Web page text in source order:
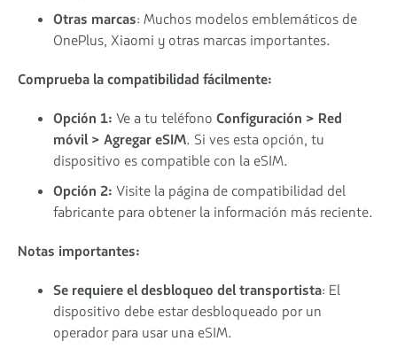
Otras marcas: Muchos modelos emblemáticos de
OnePlus, Xiaomi y otras marcas importantes.
Comprueba la compatibilidad fácilmente:
Opción 1: Ve a tu teléfono Configuración > Red
móvil > Agregar eSIM. Si ves esta opción, tu
dispositivo es compatible con la eSIM.
Opción 2: Visite la página de compatibilidad del
fabricante para obtener la información más reciente.
Notas importantes:
Se requiere el desbloqueo del transportista: El
dispositivo debe estar desbloqueado por un
operador para usar una eSIM.